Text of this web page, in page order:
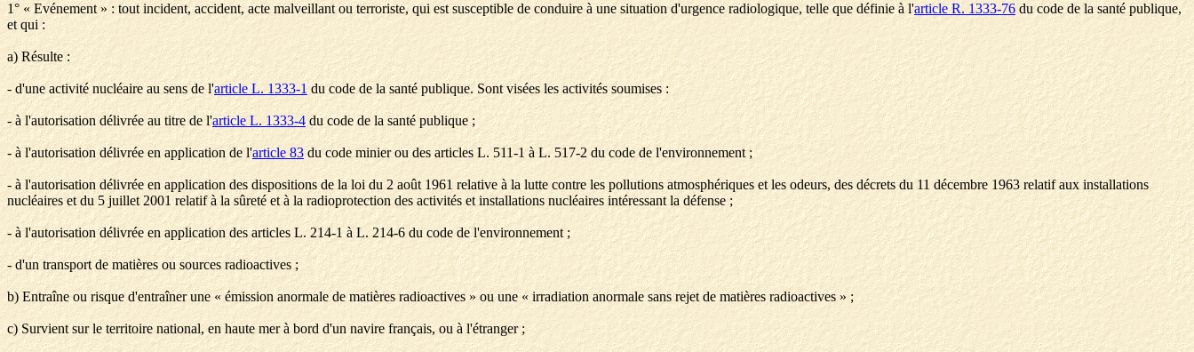
1° « Evénement » : tout incident, accident, acte malveillant ou terroriste, qui est susceptible de conduire à une situation d'urgence radiologique, telle que définie à l'article R. 1333-76du code de la santé publique,
et qui :
a) Résulte :
- d'une activité nucléaire au sens de l'article L. 1333-1du code de la santé publique. Sont visées les activités soumises :
- à l'autorisation délivrée au titre de l'article L. 1333-4du code de la santé publique ;
- à l'autorisation délivrée en application de l'article 83du code minier ou des articles L. 511-1 à L. 517-2 du code de l'environnement ;
- à l'autorisation délivrée en application des dispositions de la loi du 2 août 1961 relative à la lutte contre les pollutions atmosphériques et les odeurs, des décrets du 11 décembre 1963 relatif aux installations
nucléaires et du 5 juillet 2001 relatif à la sûreté et à la radioprotection des activités et installations nucléaires intéressant la défense ;
- à l'autorisation délivrée en application des articles L. 214-1 à L. 214-6 du code de l'environnement ;
- d'un transport de matières ou sources radioactives ;
b) Entraîne ou risque d'entraîner une « émission anormale de matières radioactives » ou une « irradiation anormale sans rejet de matières radioactives » ;
c) Survient sur le territoire national, en haute mer à bord d'un navire français, ou à l'étranger ;